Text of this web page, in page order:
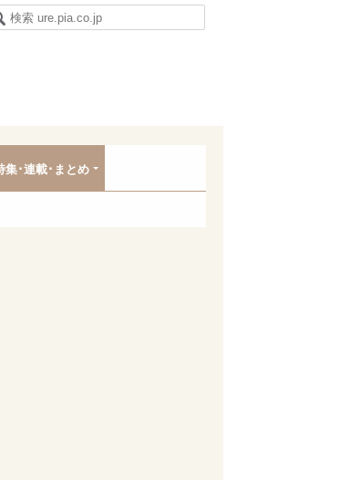
集･連載･まとめ